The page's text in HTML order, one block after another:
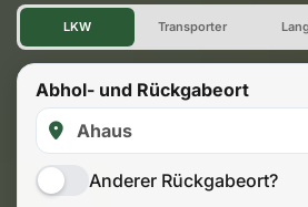
LKW Vermietung
LKW Transporter
Abhol- und Rückgabeort
Anderer Rückgabeort?